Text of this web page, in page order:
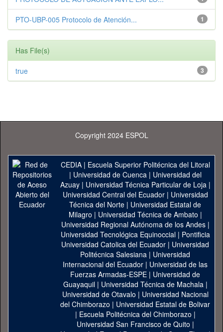
1
PTO-UBP-005 Protocolo de Atención...
Has File(s)
3
true
Copyright 2024 ESPOL
CEDIA| Escuela Superior Politécnica del Litoral
| Universidad de Cuenca| Universidad del
Azuay| Universidad Técnica Particular de Loja|
Universidad Central del Ecuador| Universidad
Técnica del Norte | Universidad Estatal de
Milagro | Universidad Técnica de Ambato |
Universidad Regional Autónoma de los Andes|
Universidad Tecnológica Equinoccial| Pontificia
Universidad Catolica del Ecuador | Universidad
Politécnica Salesiana | Universidad
Internacional del Ecuador | Universidad de las
Fuerzas Armadas-ESPE | Universidad de
Guayaquil| Universidad Técnica de Machala|
Universidad de Otavalo | Universidad Nacional
del Chimborazo | Universidad Estatal de Bolivar
| Escuela Politécnica del Chimborazo |
Universidad San Francisco de Quito |